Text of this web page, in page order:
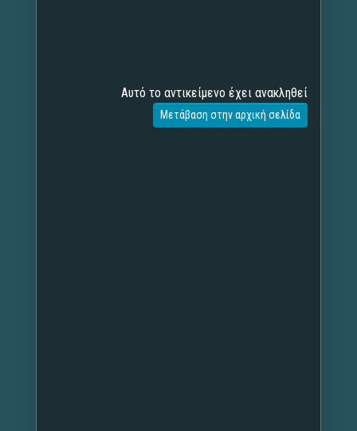
Αυτό το αντικείμενο έχει ανακληθεί
Μετάβαση στην αρχική σελίδα